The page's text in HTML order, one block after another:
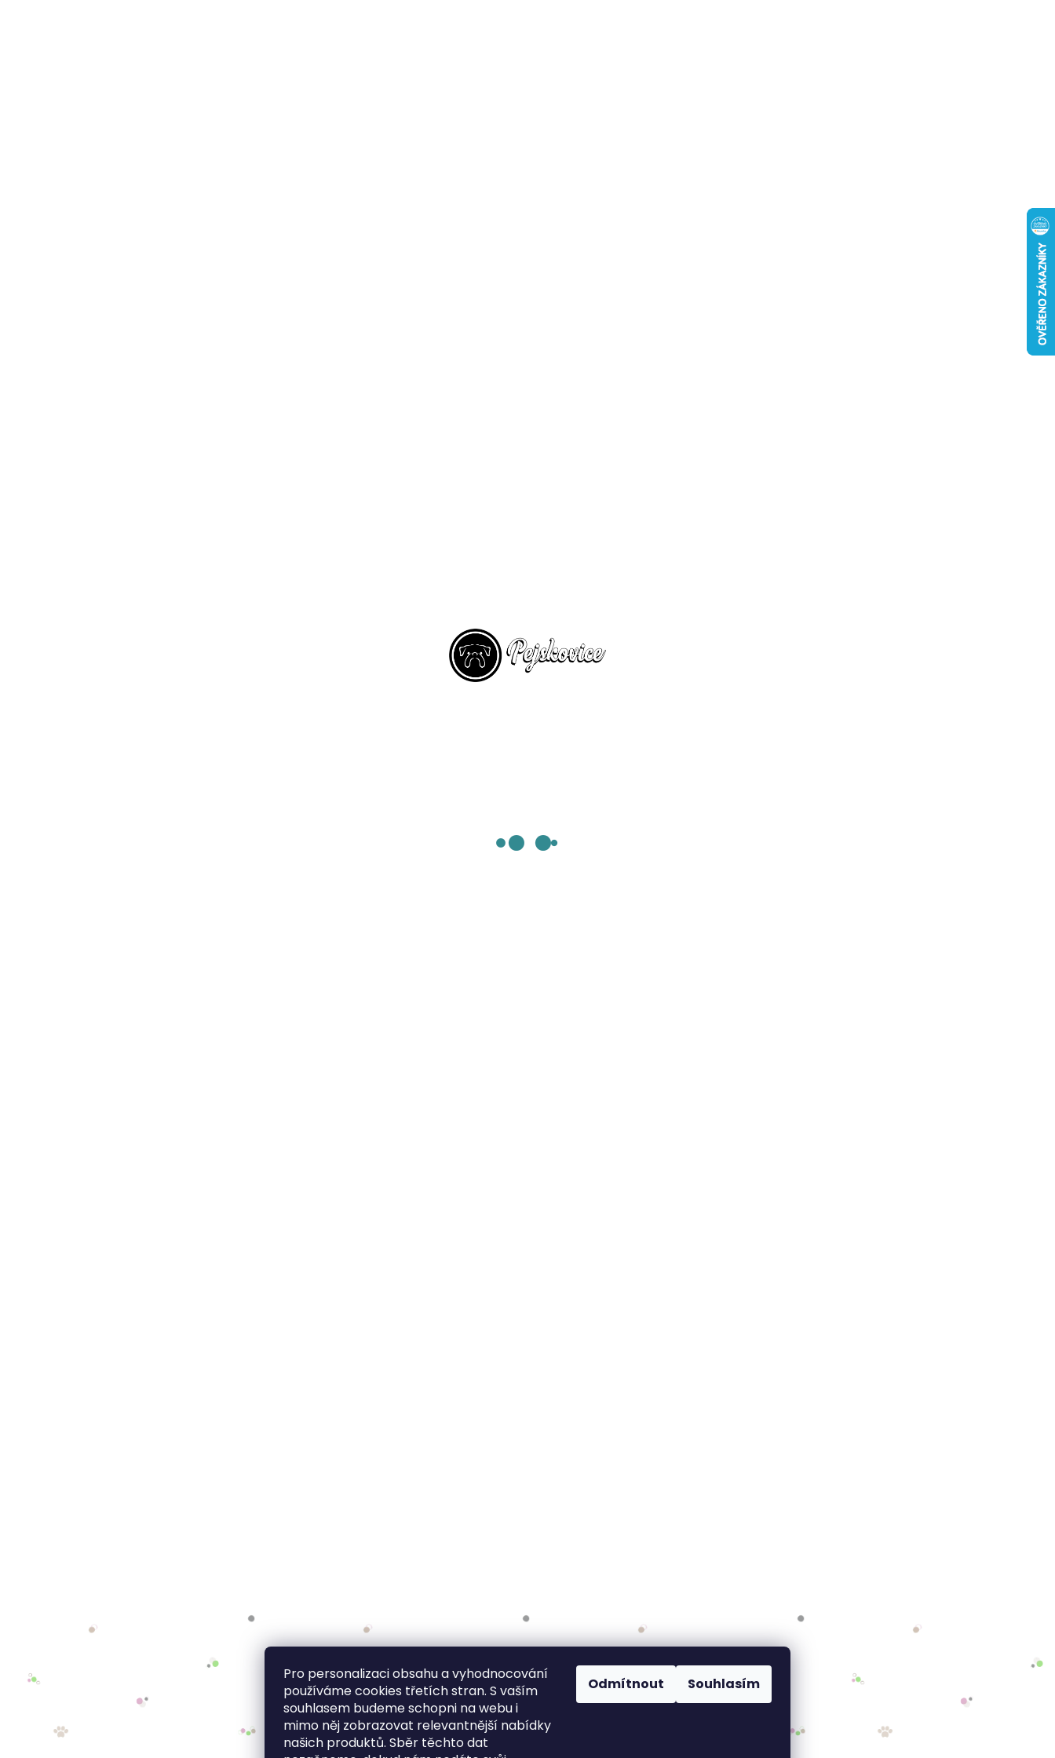
Pro personalizaci obsahu a vyhodnocování
používáme cookies třetích stran. S vaším
souhlasem budeme schopni na webu i
mimo něj zobrazovat relevantnější nabídky
našich produktů. Sběr těchto dat
Odmítnout Souhlasím